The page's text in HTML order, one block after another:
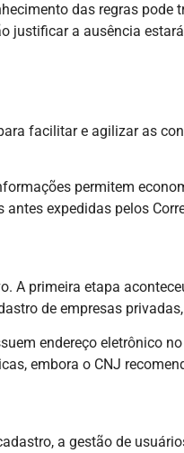
das regras
a ausência
facilitar e agilizar as
permitem
expedidas pelos
A primeira etapa
de empresas
endereço eletrônico
embora o CNJ
a gestão de